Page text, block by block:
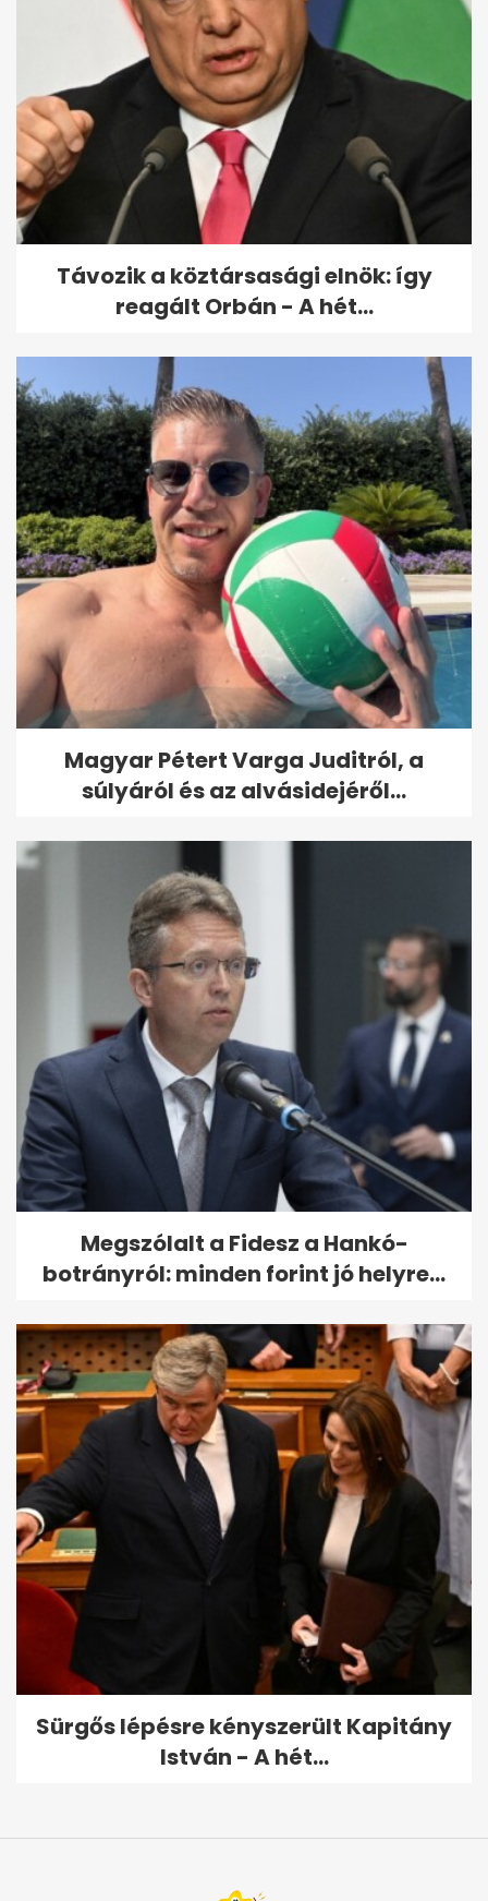
RTL: Hat órát kellett várni a
mentőre, a beteg belehalt a...
Távozik a köztársasági elnök: így
reagált Orbán - A hét...
Magyar Pétert Varga Juditról, a
súlyáról és az alvásidejéről...
Megszólalt a Fidesz a Hankó-
botrányról: minden forint jó helyre...
Sürgős lépésre kényszerült Kapitány
István - A hét...